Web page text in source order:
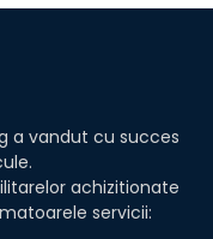
a vandut cu succes
achizitionate
servicii: